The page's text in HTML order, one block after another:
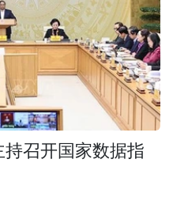
召开国家数据指